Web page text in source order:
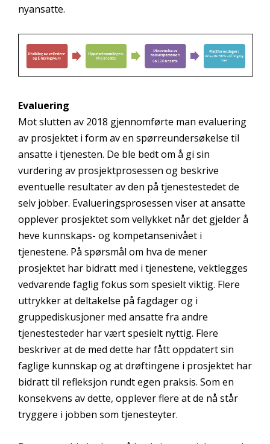
nyansatte.
Evaluering
Mot slutten av 2018 gjennomførte man evaluering
av prosjektet i form av en spørreundersøkelse til
ansatte i tjenesten. De ble bedt om å gi sin
vurdering av prosjektprosessen og beskrive
eventuelle resultater av den på tjenestestedet de
selv jobber. Evalueringsprosessen viser at ansatte
opplever prosjektet som vellykket når det gjelder å
heve kunnskaps- og kompetansenivået i
tjenestene. På spørsmål om hva de mener
prosjektet har bidratt med i tjenestene, vektlegges
vedvarende faglig fokus som spesielt viktig. Flere
uttrykker at deltakelse på fagdager og i
gruppediskusjoner med ansatte fra andre
tjenestesteder har vært spesielt nyttig. Flere
beskriver at de med dette har fått oppdatert sin
faglige kunnskap og at drøftingene i prosjektet har
bidratt til refleksjon rundt egen praksis. Som en
konsekvens av dette, opplever flere at de nå står
tryggere i jobben som tjenesteyter.